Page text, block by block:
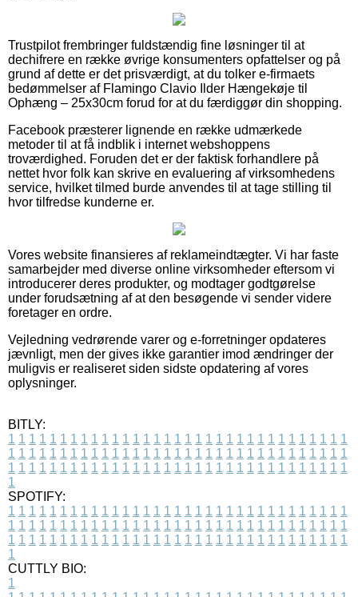
Trustpilot frembringer fuldstændig fine løsninger til at
dechifrere en række øvrige konsumenters opfattelser og på
grund af dette er det prisværdigt, at du tolker e-firmaets
bedømmelser af Flamingo Clavio Ilder Hængekøje til
Ophæng – 25x30cm forud for at du færdiggør din shopping.
Facebook præsterer lignende en række udmærkede
metoder til at få indblik i internet webshoppens
troværdighed. Foruden det er der faktisk forhandlere på
nettet hvor folk kan skrive en evaluering af virksomhedens
service, hvilket tilmed burde anvendes til at tage stilling til
hvor tilfredse kunderne er.
Vores website finansieres af reklameindtægter. Vi har faste
samarbejder med diverse online virksomheder eftersom vi
introducerer deres produkter, og modtager godtgørelse
under forudsætning af at den besøgende vi sender videre
foretager en ordre.
Vejledning vedrørende varer og e-forretninger opdateres
jævnligt, men der gives ikke garantier imod ændringer der
muligvis er realiseret siden sidste opdatering af vores
oplysninger.
BITLY:
1 1 1 1 1 1 1 1 1 1 1 1 1 1 1 1 1 1 1 1 1 1 1 1 1 1 1 1 1 1 1 1 1
1 1 1 1 1 1 1 1 1 1 1 1 1 1 1 1 1 1 1 1 1 1 1 1 1 1 1 1 1 1 1 1 1
1 1 1 1 1 1 1 1 1 1 1 1 1 1 1 1 1 1 1 1 1 1 1 1 1 1 1 1 1 1 1 1 1
1
SPOTIFY:
1 1 1 1 1 1 1 1 1 1 1 1 1 1 1 1 1 1 1 1 1 1 1 1 1 1 1 1 1 1 1 1 1
1 1 1 1 1 1 1 1 1 1 1 1 1 1 1 1 1 1 1 1 1 1 1 1 1 1 1 1 1 1 1 1 1
1 1 1 1 1 1 1 1 1 1 1 1 1 1 1 1 1 1 1 1 1 1 1 1 1 1 1 1 1 1 1 1 1
1
CUTTLY BIO:
1